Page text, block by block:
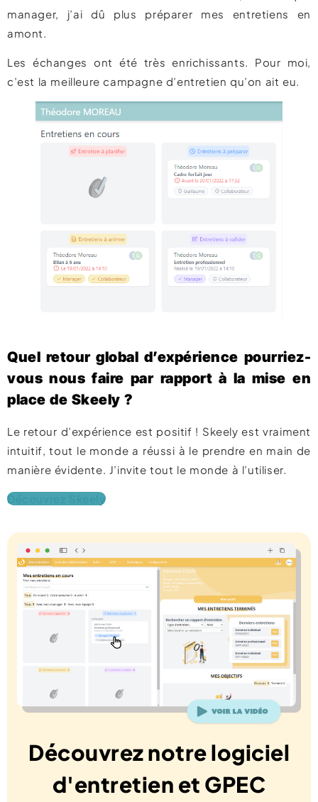
manager, j’ai dû plus préparer mes entretiens en
amont.
Les échanges ont été très enrichissants. Pour moi,
c’est la meilleure campagne d’entretien qu’on ait eu.
Quel retour global d’expérience pourriez-
vous nous faire par rapport à la mise en
place de Skeely ?
Le retour d’expérience est positif ! Skeely est vraiment
intuitif, tout le monde a réussi à le prendre en main de
manière évidente. J’invite tout le monde à l’utiliser.
Découvrez Skeely
Découvrez notre logiciel
d'entretien et GPEC